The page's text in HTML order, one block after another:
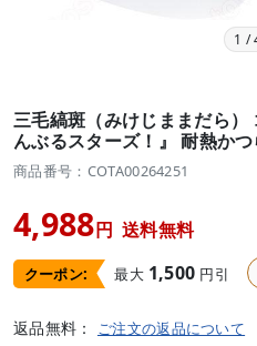
1 /
三毛縞斑（みけじままだら）
んぶるスターズ！』 耐熱か
商品番号：COTA00264251
4,988円 送料無料
クーポン: 最大 1,500 円引
返品無料： ご注文の返品について